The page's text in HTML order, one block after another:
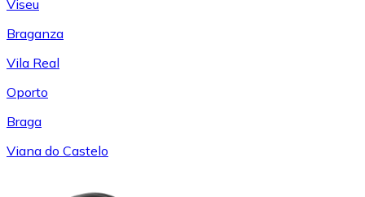
Viseu
Braganza
Vila Real
Oporto
Braga
Viana do Castelo